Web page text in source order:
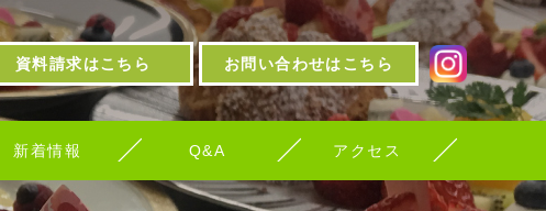
資料請求はこちら お問い合わせはこちら
新着情報 Q&A アクセス